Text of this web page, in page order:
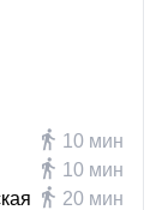
10 мин
10 мин
20 мин